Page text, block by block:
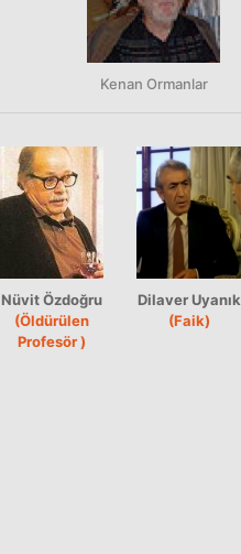
Kenan Ormanlar
Nüvit Özdoğru
(Öldürülen
Profesör )
Dilaver Uyanık
(Faik)